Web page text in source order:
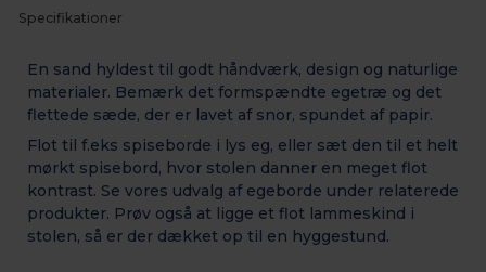
Specifikationer
En sand hyldest til godt håndværk, design og naturlige
materialer. Bemærk det formspændte egetræ og det
flettede sæde, der er lavet af snor, spundet af papir.
Flot til f.eks spiseborde i lys eg, eller sæt den til et helt
mørkt spisebord, hvor stolen danner en meget flot
kontrast. Se vores udvalg af egeborde under relaterede
produkter. Prøv også at ligge et flot lammeskind i
stolen, så er der dækket op til en hyggestund.